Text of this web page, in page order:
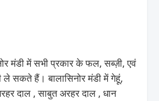
मंडी में सभी प्रकार के फल, सब्ज़ी, एवं
सकते हैं। बालासिनोर मंडी में गेहूं,
दाल , साबुत अरहर दाल , धान